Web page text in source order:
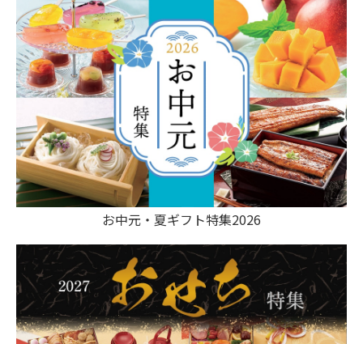
お中元・夏ギフト特集2026